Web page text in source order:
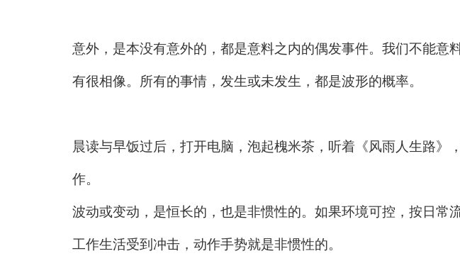
意外，是本没有意外的，都是意料之内的偶发事件。我们不能意
有很相像。所有的事情，发生或未发生，都是波形的概率。
晨读与早饭过后，打开电脑，泡起槐米茶，听着《风雨人生路
作。
波动或变动，是恒长的，也是非惯性的。如果环境可控，按日
工作生活受到冲击，动作手势就是非惯性的。